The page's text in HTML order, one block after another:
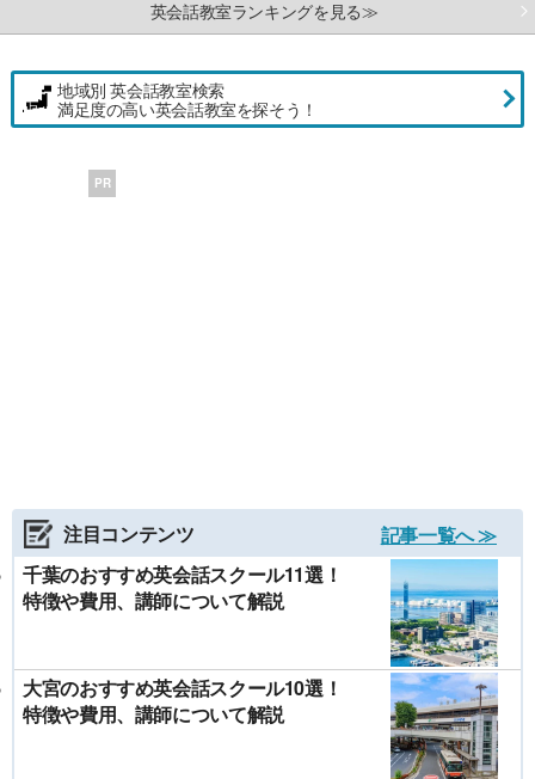
英会話教室ランキングを見る≫
地域別 英会話教室検索
満足度の高い英会話教室を探そう！
PR
注目コンテンツ
記事一覧へ ≫
千葉のおすすめ英会話スクール11選！
特徴や費用、講師について解説
大宮のおすすめ英会話スクール10選！
特徴や費用、講師について解説